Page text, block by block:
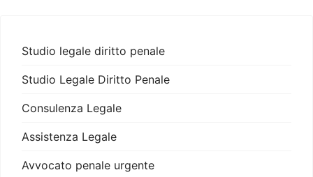
Studio legale diritto penale
Studio Legale Diritto Penale
Consulenza Legale
Assistenza Legale
Avvocato penale urgente